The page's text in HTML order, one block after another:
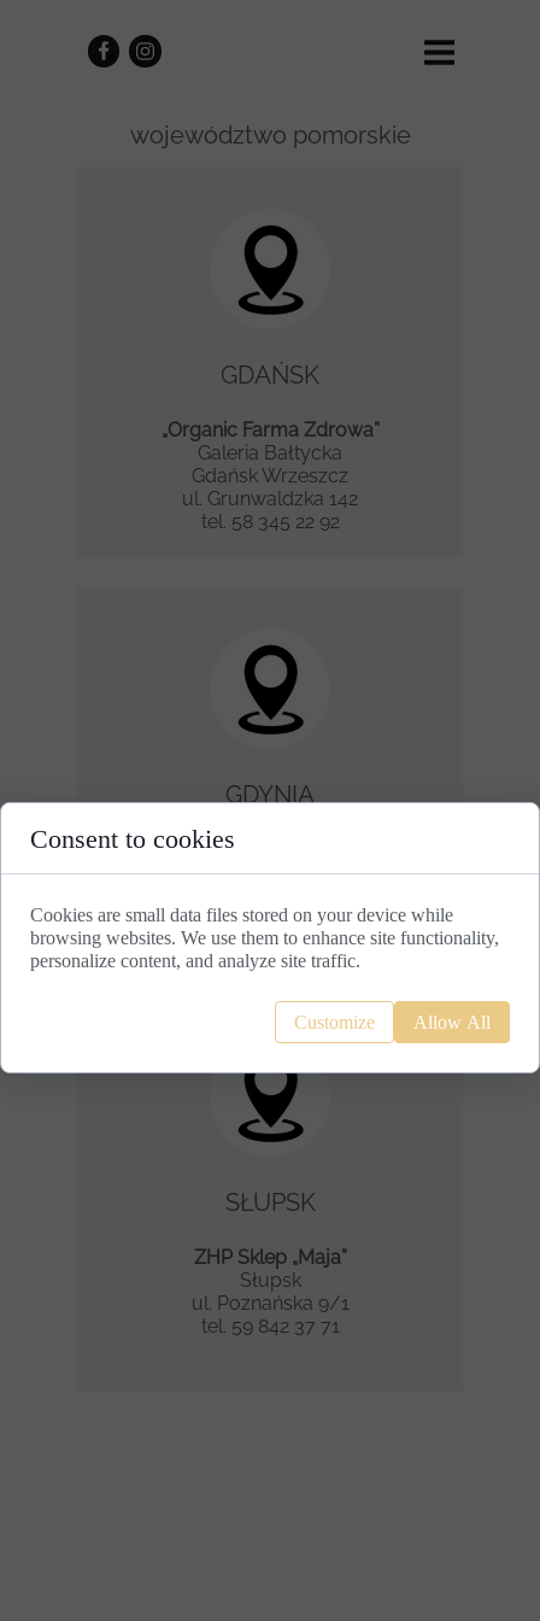
województwo pomorskie
GDYNIA
Alebrowar Sp. z o.o.
ul. Starowiejska 40B
+48 535 207 067
SŁUPSK
ZHP Sklep „Maja”
Słupsk
ul. Poznańska 9/1
tel. 59 842 37 71
GDAŃSK
„Organic Farma Zdrowa”
Galeria Bałtycka
Gdańsk Wrzeszcz
ul. Grunwaldzka 142
tel. 58 345 22 92
Consent to cookies
Cookies are small data files stored on your device while
browsing websites. We use them to enhance site functionality,
personalize content, and analyze site traffic.
Customize Allow All